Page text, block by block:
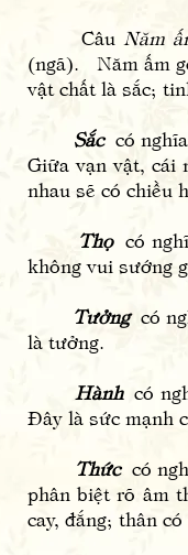
Câu Năm
(ngã). Năm ấm
vật chất là sắc;
Sắccó
Giữa vạn vật, cái
nhau sẽ có chiều
Thọcó
không vui sướng
Tưởngcó
là tưởng.
Hànhcó
Đây là sức mạnh
Thứccó
phân biệt rõ âm
cay, đắng; thân